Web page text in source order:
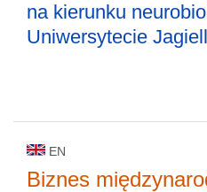
na kierunku
Uniwersytecie
EN
Biznes